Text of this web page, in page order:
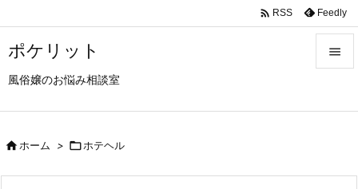
ポケリット
風俗嬢のお悩み相談室

 RSS Feedly
ホーム > ホテヘル